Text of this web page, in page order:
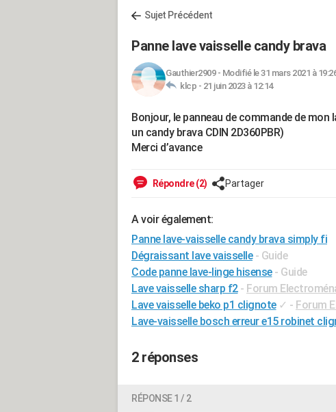
Sujet Précédent
Panne lave vaisselle candy brava
Gauthier2909- Modifié le 31 mars 2021 à
klcp - 21 juin 2023 à 12:14
Bonjour, le panneau de commande de
un candy brava CDIN 2D360PBR)
Merci d’avance
Répondre (2) Partager
A voir également:
Panne lave-vaisselle candy brava simply fi
Dégraissant lave vaisselle - Guide
Code panne lave-linge hisense - Guide
Lave vaisselle sharp f2 - Forum
Lave vaisselle beko p1 clignote ✓ - Forum
Lave-vaisselle bosch erreur e15 robinet
2 réponses
RÉPONSE 1 / 2